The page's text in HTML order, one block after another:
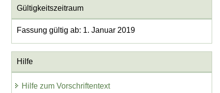
Gültigkeitszeitraum
Fassung gültig ab: 1. Januar 2019
Hilfe
Hilfe zum Vorschriftentext